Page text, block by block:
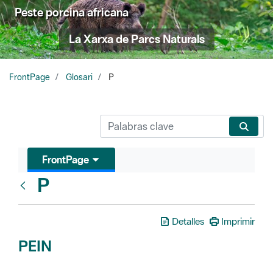
FrontPage Glosari P
Glosari
P
PEIN
Vegeu Pla d'Espais d'Interès Natural